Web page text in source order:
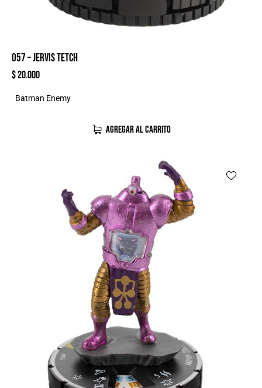
057 – JERVIS TETCH
$20.000
Batman Enemy
AGREGAR AL CARRITO